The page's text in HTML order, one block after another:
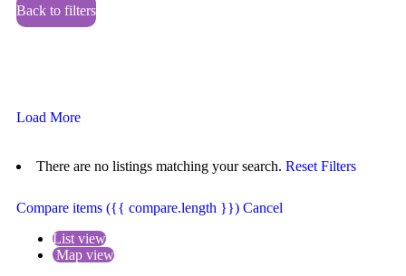
Back to filters
Load More
There are no listings matching your search. Reset Filters
Compare items ({{ compare.length }}) Cancel
List view
Map view